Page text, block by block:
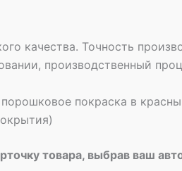
качества. Точность
производственный
покраска в
товара, выбрав ваш